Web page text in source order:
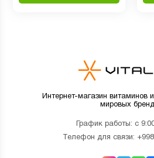
Интернет-магазин витаминов
мировых
График работы: с
Телефон для связи: